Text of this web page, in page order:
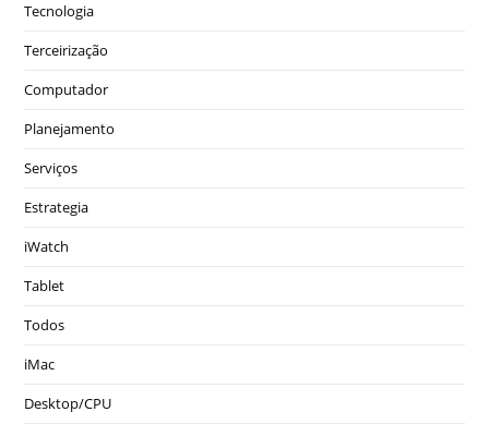
Tecnologia
Terceirização
Computador
Planejamento
Serviços
Estrategia
iWatch
Tablet
Todos
iMac
Desktop/CPU